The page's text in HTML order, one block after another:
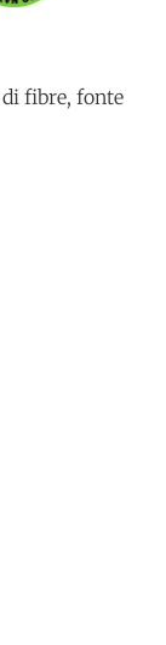
fibre, fonte